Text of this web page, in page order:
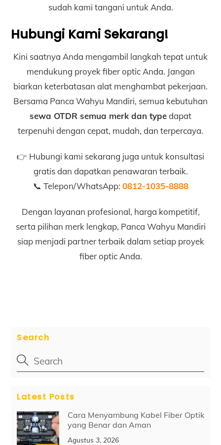
sudah kami tangani untuk Anda.
Hubungi Kami Sekarang!
Kini saatnya Anda mengambil langkah tepat untuk
mendukung proyek fiber optic Anda. Jangan
biarkan keterbatasan alat menghambat pekerjaan.
Bersama Panca Wahyu Mandiri, semua kebutuhan
sewa OTDR semua merk dan typedapat
terpenuhi dengan cepat, mudah, dan terpercaya.
👉 Hubungi kami sekarang juga untuk konsultasi
gratis dan dapatkan penawaran terbaik.
📞 Telepon/WhatsApp: 0812-1035-8888
Dengan layanan profesional, harga kompetitif,
serta pilihan merk lengkap, Panca Wahyu Mandiri
siap menjadi partner terbaik dalam setiap proyek
fiber optic Anda.
Search
Latest Posts
Cara Menyambung Kabel Fiber Optik
yang Benar dan Aman
Agustus 3, 2026